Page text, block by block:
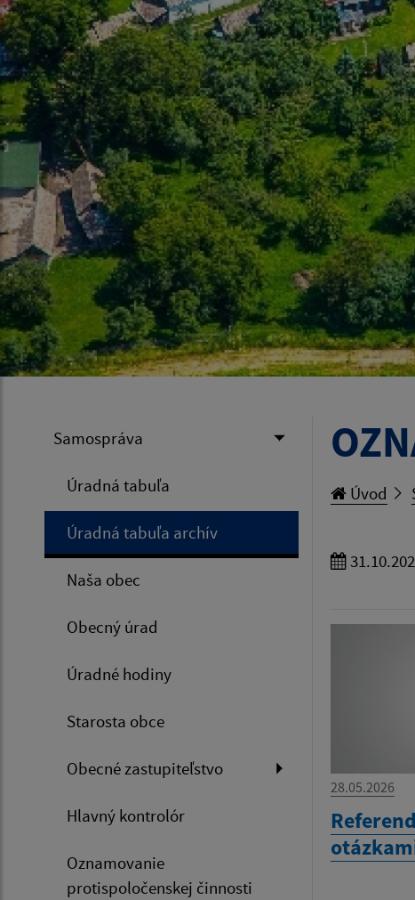
Samospráva
Úradná tabuľa
Úradná tabuľa archív
Naša obec
Obecný úrad
Úradné hodiny
Starosta obce
Obecné zastupiteľstvo
Hlavný kontrolór
Oznamovanie
protispoločenskej činnosti
Úvod
28.05.2026